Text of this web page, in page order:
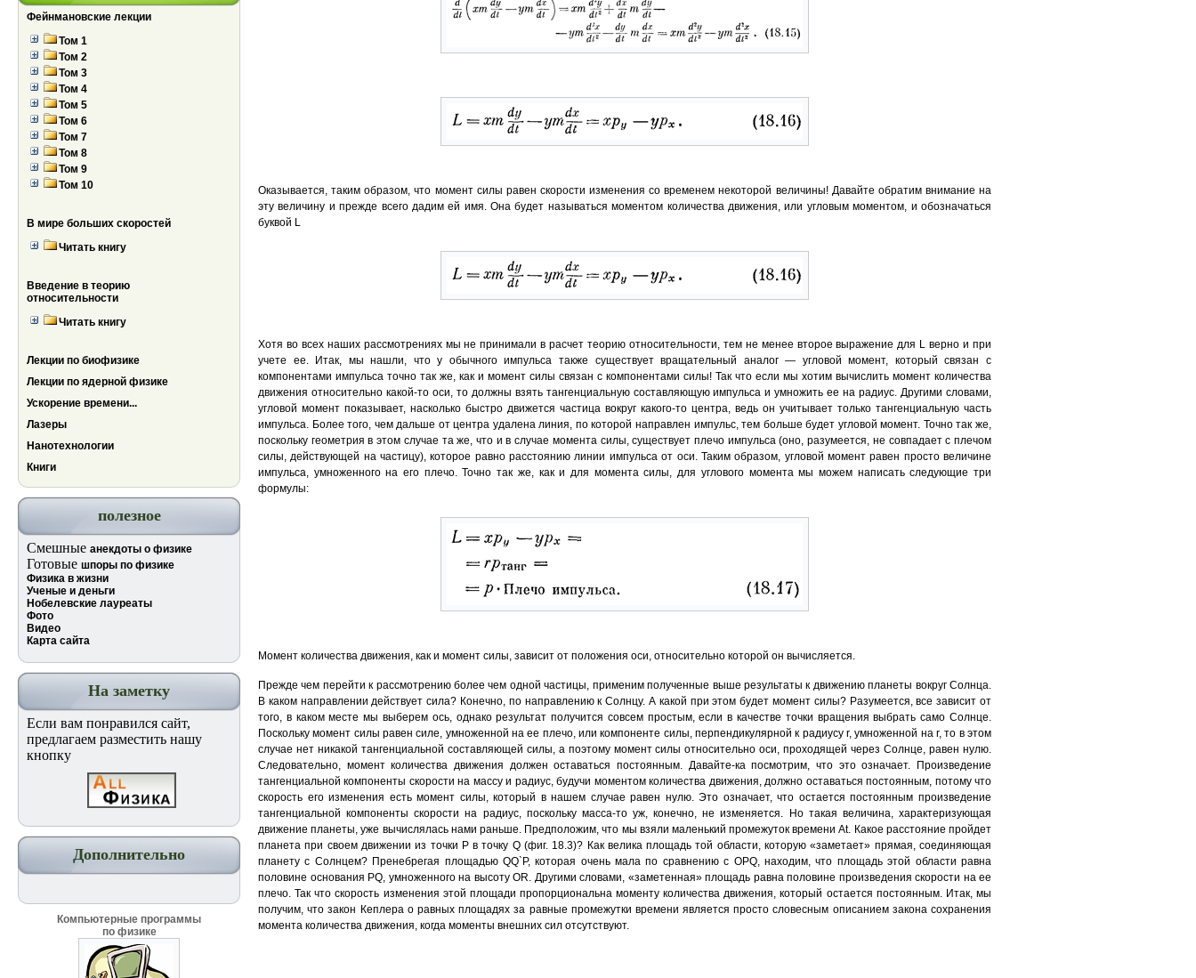
Фейнмановские лекции
Том 1
Том 2
Том 3
Том 4
Том 5
Том 6
Том 7
Том 8
Том 9
Том 10
В мире больших скоростей
Читать книгу
Введение в теорию
относительности
Читать книгу
Лекции по биофизике
Лекции по ядерной физике
Ускорение времени...
Лазеры
Нанотехнологии
Книги
полезное
Смешные анекдоты о физике
Готовые шпоры по физике
Физика в жизни
Ученые и деньги
Нобелевские лауреаты
Фото
Видео
Карта сайта
На заметку
Если вам понравился сайт,
предлагаем разместить нашу
кнопку
Дополнительно
Компьютерные программы
по физике
Оказывается, таким образом, что момент силы равен скорости изменения со временем некоторой величины! Давайте обратим внимание на
эту величину и прежде всего дадим ей имя. Она будет называться моментом количества движения, или угловым моментом, и обозначаться
буквой L
Хотя во всех наших рассмотрениях мы не принимали в расчет теорию относительности, тем не менее второе выражение для L верно и при
учете ее. Итак, мы нашли, что у обычного импульса также существует вращательный аналог — угловой момент, который связан с
компонентами импульса точно так же, как и момент силы связан с компонентами силы! Так что если мы хотим вычислить момент количества
движения относительно какой-то оси, то должны взять тангенциальную составляющую импульса и умножить ее на радиус. Другими словами,
угловой момент показывает, насколько быстро движется частица вокруг какого-то центра, ведь он учитывает только тангенциальную часть
импульса. Более того, чем дальше от центра удалена линия, по которой направлен импульс, тем больше будет угловой момент. Точно так же,
поскольку геометрия в этом случае та же, что и в случае момента силы, существует плечо импульса (оно, разумеется, не совпадает с плечом
силы, действующей на частицу), которое равно расстоянию линии импульса от оси. Таким образом, угловой момент равен просто величине
импульса, умноженного на его плечо. Точно так же, как и для момента силы, для углового момента мы можем написать следующие три
формулы:
Момент количества движения, как и момент силы, зависит от положения оси, относительно которой он вычисляется.
Прежде чем перейти к рассмотрению более чем одной частицы, применим полученные выше результаты к движению планеты вокруг Солнца.
В каком направлении действует сила? Конечно, по направлению к Солнцу. А какой при этом будет момент силы? Разумеется, все зависит от
того, в каком месте мы выберем ось, однако результат получится совсем простым, если в качестве точки вращения выбрать само Солнце.
Поскольку момент силы равен силе, умноженной на ее плечо, или компоненте силы, перпендикулярной к радиусу r, умноженной на r, то в этом
случае нет никакой тангенциальной составляющей силы, а поэтому момент силы относительно оси, проходящей через Солнце, равен нулю.
Следовательно, момент количества движения должен оставаться постоянным. Давайте-ка посмотрим, что это означает. Произведение
тангенциальной компоненты скорости на массу и радиус, будучи моментом количества движения, должно оставаться постоянным, потому что
скорость его изменения есть момент силы, который в нашем случае равен нулю. Это означает, что остается постоянным произведение
тангенциальной компоненты скорости на радиус, поскольку масса-то уж, конечно, не изменяется. Но такая величина, характеризующая
движение планеты, уже вычислялась нами раньше. Предположим, что мы взяли маленький промежуток времени At. Какое расстояние пройдет
планета при своем движении из точки Р в точку Q (фиг. 18.3)? Как велика площадь той области, которую «заметает» прямая, соединяющая
планету с Солнцем? Пренебрегая площадью QQ`P, которая очень мала по сравнению с OPQ, находим, что площадь этой области равна
половине основания PQ, умноженного на высоту OR. Другими словами, «заметенная» площадь равна половине произведения скорости на ее
плечо. Так что скорость изменения этой площади пропорциональна моменту количества движения, который остается постоянным. Итак, мы
получим, что закон Кеплера о равных площадях за равные промежутки времени является просто словесным описанием закона сохранения
момента количества движения, когда моменты внешних сил отсутствуют.